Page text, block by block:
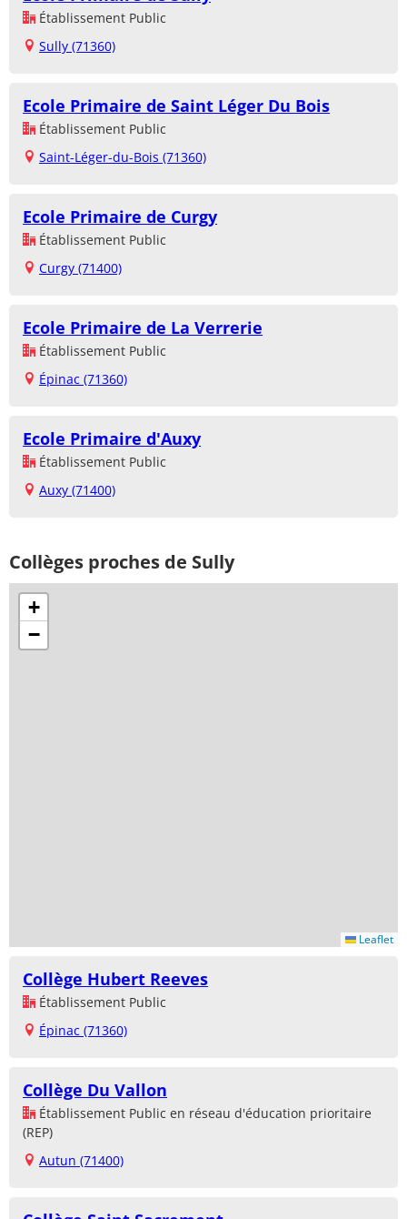
Établissement Public
Sully (71360)
Ecole Primaire de Saint Léger Du Bois
Établissement Public
Saint-Léger-du-Bois (71360)
Ecole Primaire de Curgy
Établissement Public
Curgy (71400)
Ecole Primaire de La Verrerie
Établissement Public
Épinac (71360)
Ecole Primaire d'Auxy
Établissement Public
Auxy (71400)
Collèges proches de Sully
+
−
Leaflet
Collège Hubert Reeves
Établissement Public
Épinac (71360)
Collège Du Vallon
Établissement Public en réseau d'éducation prioritaire
(REP)
Autun (71400)